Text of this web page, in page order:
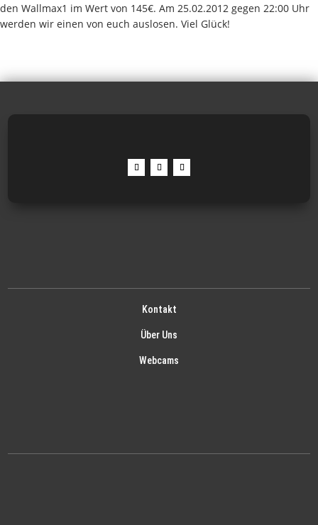
den Wallmax1 im Wert von 145€. Am 25.02.2012 gegen 22:00 Uhr
werden wir einen von euch auslosen. Viel Glück!
Kontakt
Über Uns
Webcams